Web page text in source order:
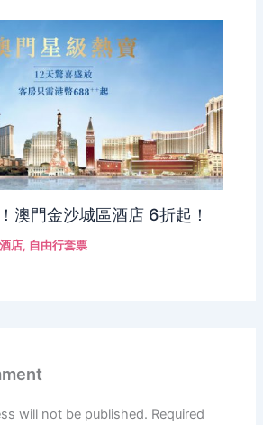
澳門金沙城區酒店 6折起！
店, 自由行套票
will not be published. Required